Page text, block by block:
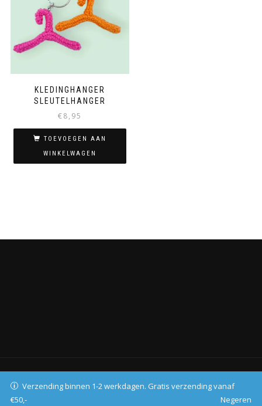
Verzending binnen 1-2 werkdagen. Gratis verzending vanaf
€50,-
Negeren
KLEDINGHANGER
SLEUTELHANGER
€8,95
TOEVOEGEN AAN
WINKELWAGEN